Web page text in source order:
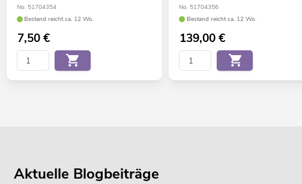
No. 51704354
Bestand reicht ca. 12 Wo.
7,50€
No. 51704356
Bestand reicht ca. 12 Wo.
139,00€
Aktuelle Blogbeiträge